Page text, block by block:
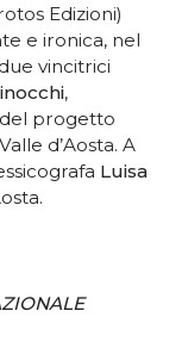
Edizioni)
e ironica, nel
vincitrici
,
del progetto
d’Aosta. A
Luisa